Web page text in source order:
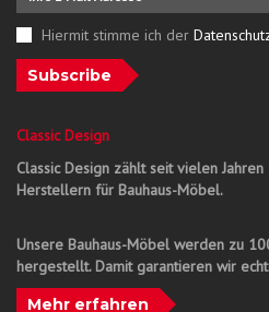
Hiermit stimme ich der
Subscribe
Classic Design
Classic Design zählt seit vielen
Herstellern für Bauhaus-Möbel.
Unsere Bauhaus-Möbel werden zu
hergestellt. Damit garantieren wir
Mehr erfahren